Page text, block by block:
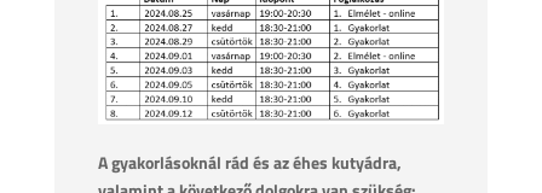
A gyakorlásoknál rád és az éhes kutyádra,